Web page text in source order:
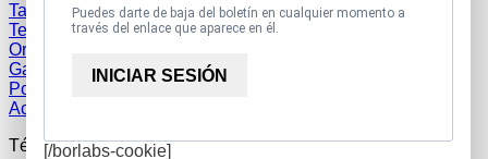
Lista de alquileres
Lista de alquileres
Puedes darte de baja del boletín en cualquier momento a
través del enlace que aparece en él.
INICIAR SESIÓN
[/borlabs-cookie]
Tableta
Teléfono inteligente
Ordenador
Gafas de realidad virtual
Portátil
Accesorios
Términos de búsqueda más populares